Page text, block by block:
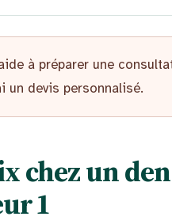
à préparer une
un devis personnalisé.
chez un
1